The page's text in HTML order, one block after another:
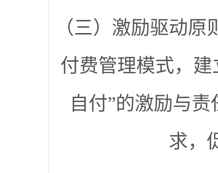
（三）激励驱动
付费管理模式，
自付”的激励与
求，